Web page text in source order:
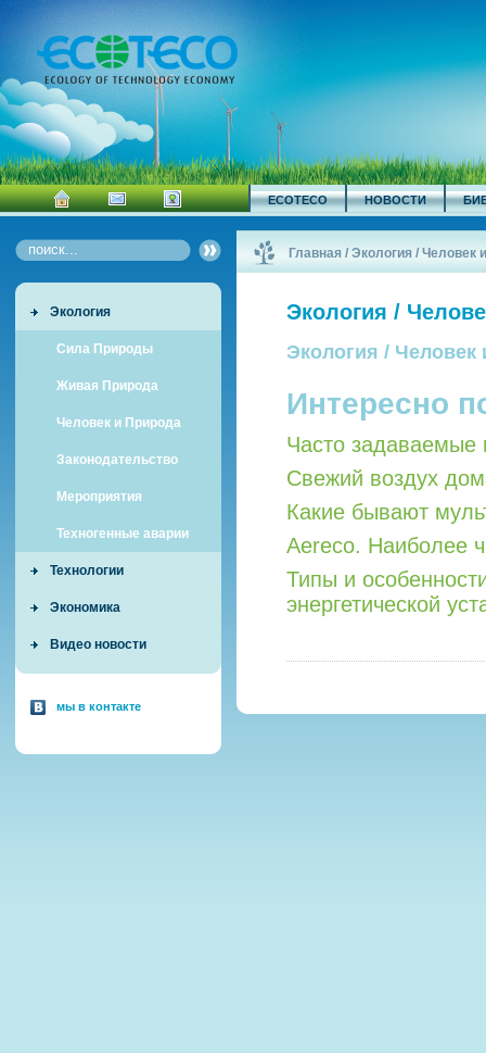
ECOTECO НОВОСТИ
Экология
Сила Природы
Живая Природа
Человек и Природа
Законодательство
Мероприятия
Техногенные аварии
Технологии
Экономика
Видео новости
мы в контакте
Главная /Экология / Человек
Экология /
Экология / Человек
Интересно
Часто задаваемые
Свежий воздух
Какие бывают
Aereco. Наиболее
Типы и
энергетической